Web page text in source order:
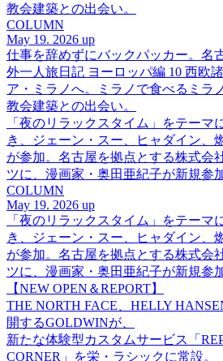
教会建築との出会い。
COLUMN
May 19. 2026 up
仕事を辞めずにバックパッカー。名
外一人旅日記 ヨーロッパ編 10 西欧
ア・ミラノへ。ミラノで食べるミラ
教会建築との出会い。
「夜のリラックスタイム」をテーマ
き、ジェーン・スー、ヒャダイン、
が参加。名古屋を拠点とする株式会
ツに、漫画家・奥田亜紀子が新規参加
COLUMN
May 19. 2026 up
「夜のリラックスタイム」をテーマ
き、ジェーン・スー、ヒャダイン、
が参加。名古屋を拠点とする株式会
ツに、漫画家・奥田亜紀子が新規参加
【NEW OPEN＆REPORT】
THE NORTH FACE、HELLY
開するGOLDWINが、
新たな体験型カスタムサービス「
CORNER」を栄・ラシックに常設。